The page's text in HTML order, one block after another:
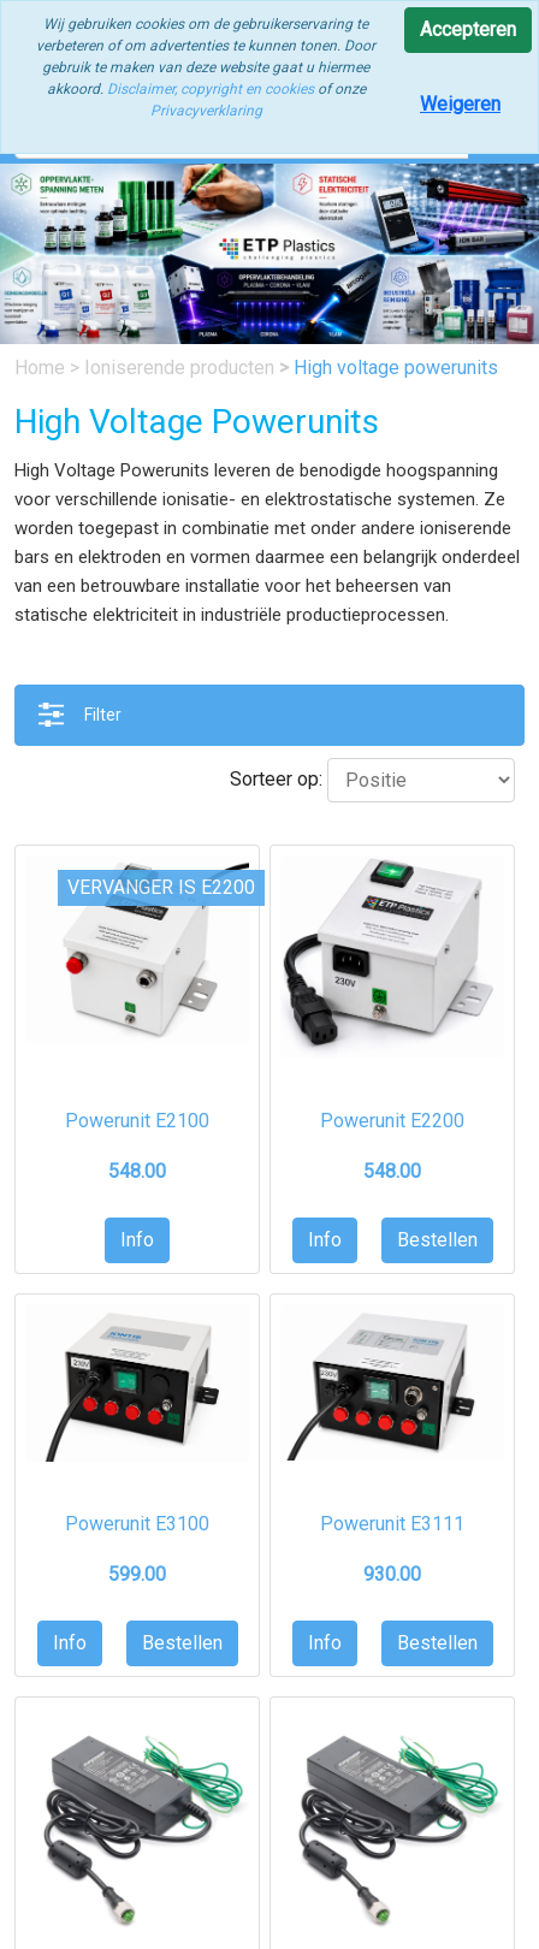
ETP Plastics | Oppervlaktespanning | Statische Elektriciteit |
Industriële Reiniging | Procesoptimalisatie
Home > Ioniserende producten > High voltage powerunits
High Voltage Powerunits
High Voltage Powerunits leveren de benodigde hoogspanning
voor verschillende ionisatie- en elektrostatische systemen. Ze
worden toegepast in combinatie met onder andere ioniserende
bars en elektroden en vormen daarmee een belangrijk onderdeel
van een betrouwbare installatie voor het beheersen van
statische elektriciteit in industriële productieprocessen.
Filter
Sorteer op:
VERVANGER IS E2200
Powerunit E2100
548.00
Powerunit E2200
548.00
Powerunit E3100
599.00
Powerunit E3111
930.00
Wij gebruiken cookies om de gebruikerservaring te
verbeteren of om advertenties te kunnen tonen. Door
gebruik te maken van deze website gaat u hiermee
akkoord. Disclaimer, copyright en cookiesof onze
Privacyverklaring
Accepteren
Weigeren